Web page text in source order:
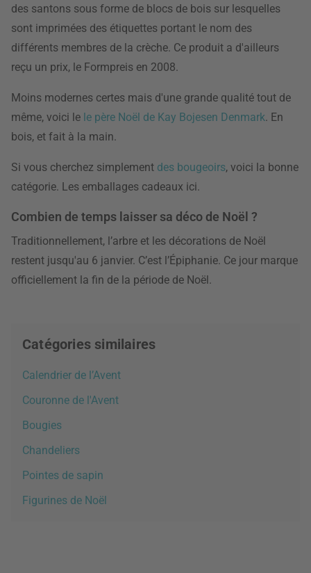
des santons sous forme de blocs de bois sur lesquelles
sont imprimées des étiquettes portant le nom des
différents membres de la crèche. Ce produit a d'ailleurs
reçu un prix, le Formpreis en 2008.
Moins modernes certes mais d'une grande qualité tout de
même, voici le le père Noël de Kay Bojesen Denmark. En
bois, et fait à la main.
Si vous cherchez simplement des bougeoirs, voici la bonne
catégorie. Les emballages cadeaux ici.
Combien de temps laisser sa déco de Noël ?
Traditionnellement, l’arbre et les décorations de Noël
restent jusqu'au 6 janvier. C’est l’Épiphanie. Ce jour marque
officiellement la fin de la période de Noël.
Catégories similaires
Calendrier de l’Avent
Couronne de l'Avent
Bougies
Chandeliers
Pointes de sapin
Figurines de Noël